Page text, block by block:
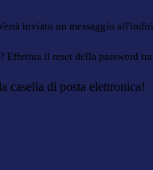
inviato un messaggio
Effettua il reset della password
casella di posta elettronica!